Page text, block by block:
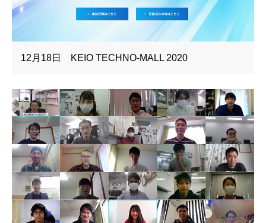
12月18日 KEIO TECHNO-MALL 2020